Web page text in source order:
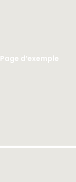
Page d’exemple